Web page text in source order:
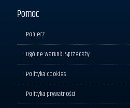
Pomoc
Pobierz
Ogólne Warunki Sprzedaży
Polityka cookies
Polityka prywatności